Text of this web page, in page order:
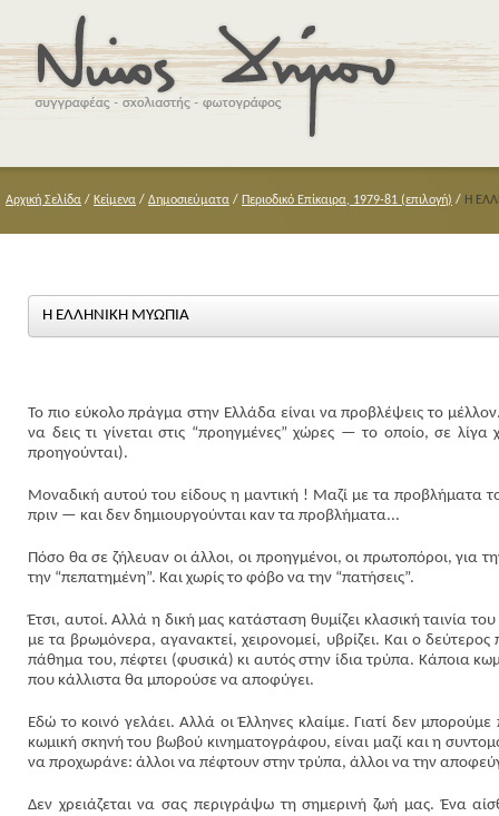
Αρχική Σελίδα / Κείμενα / Δημοσιεύματα / Περιοδικό Επίκαιρα, 1979-81 (επιλογή) / Η
Η ΕΛΛΗΝΙΚΗ ΜΥΩΠΙΑ
Το πιο εύκολο πράγμα στην Ελλάδα είναι να προβλέψεις το
να δεις τι γίνεται στις “προηγμένες” χώρες — το οποίο, σε
προηγούνται).
Μοναδική αυτού του είδους η μαντική ! Μαζί με τα προβλήματα
πριν — και δεν δημιουργούνται καν τα προβλήματα...
Πόσο θα σε ζήλευαν οι άλλοι, οι προηγμένοι, οι πρωτοπόροι, για
την “πεπατημένη”. Και χωρίς το φόβο να την “πατήσεις”.
Έτσι, αυτοί. Αλλά η δική μας κατάσταση θυμίζει κλασική ταινία
με τα βρωμόνερα, αγανακτεί, χειρονομεί, υβρίζει. Και ο
πάθημα του, πέφτει (φυσικά) κι αυτός στην ίδια τρύπα. Κάποια
που κάλλιστα θα μπορούσε να αποφύγει.
Εδώ το κοινό γελάει. Αλλά οι Έλληνες κλαίμε. Γιατί δεν
κωμική σκηνή του βωβού κινηματογράφου, είναι μαζί και η
να προχωράνε: άλλοι να πέφτουν στην τρύπα, άλλοι να την
Δεν χρειάζεται να σας περιγράψω τη σημερινή ζωή μας. Ένα